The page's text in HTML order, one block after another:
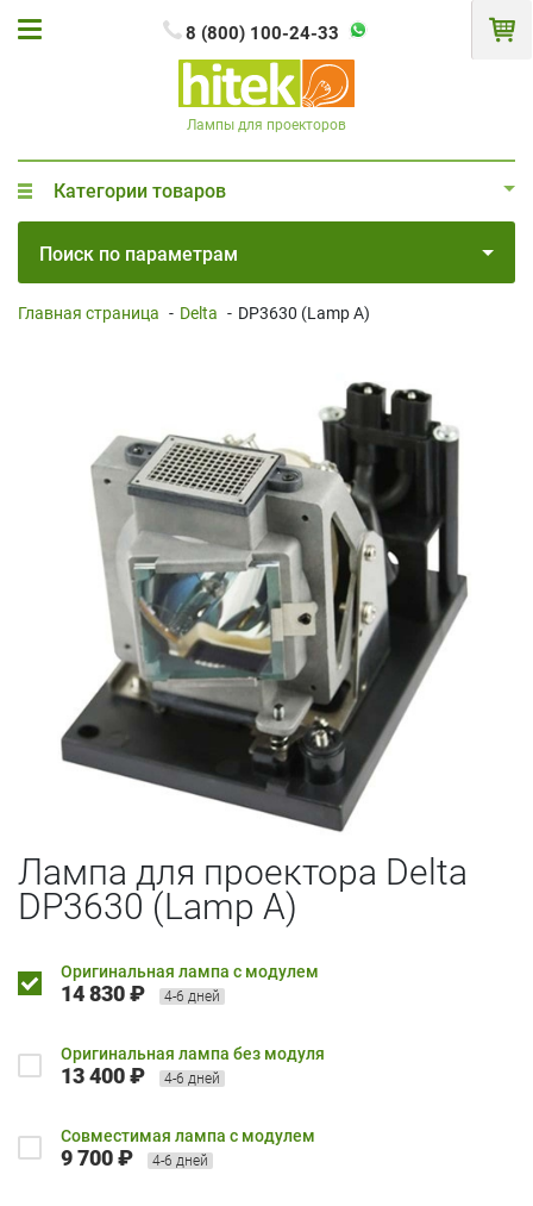
8 (800) 100-24-33
Лампы для проекторов
Категории товаров
Поиск по параметрам
Главная страница - Delta - DP3630 (Lamp A)
Лампа для проектора Delta
DP3630 (Lamp A)
Оригинальная лампа с модулем
14 830 ₽ 4-6 дней
Оригинальная лампа без модуля
13 400 ₽ 4-6 дней
Совместимая лампа с модулем
9 700 ₽ 4-6 дней